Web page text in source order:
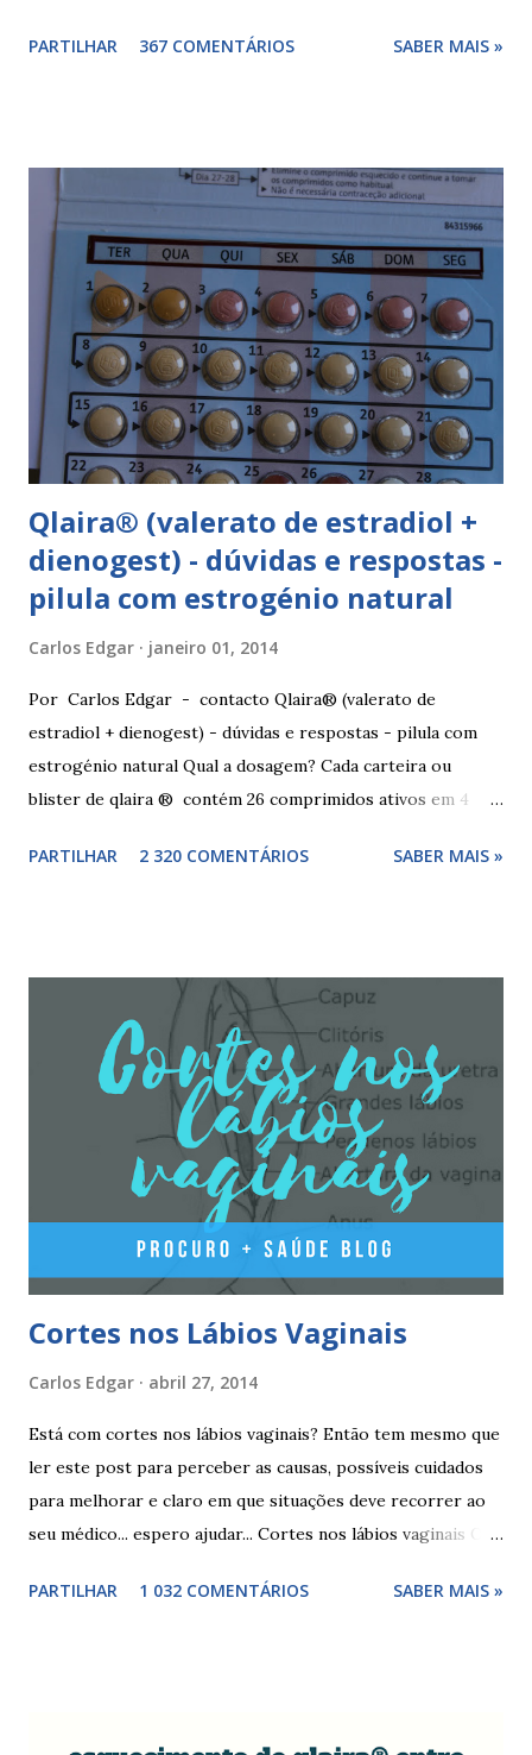
componentes. Composição da yasminelle®: lactose mono-
A pilula yasminelle® deve ser tomada todos os dias, no
mesmo horário, durante 21 dias, após os quais deve fazer 7
dias de pausa (semana de descanso ou pausa), durante estes
7 dias descerá o período menstrual, normalmente no 3° ou
4° dia da pausa. As caixas seguintes deverão ser tomadas
seguindo o esquema 1+7+21+7+21.... . Como iniciar a
yasminelle® Para iniciar a pilula yasminelle® a mulher deve
esperar pelo primeiro dia da menstruação e iniciar a pilula
correspondente ao dia...
PARTILHAR 367 COMENTÁRIOS SABER MAIS »
Qlaira® (valerato de estradiol +
dienogest) - dúvidas e respostas -
pilula com estrogénio natural
Carlos Edgar janeiro 01, 2014
Por Carlos Edgar - contacto Qlaira® (valerato de
estradiol + dienogest) - dúvidas e respostas - pilula com
estrogénio natural Qual a dosagem? Cada carteira ou
blister de qlaira ® contém 26 comprimidos ativos em 4
comprimidos inativos brancos na linha 4. Dosagem
estradiol (estrogénio natural) e 2 mg de dienogest 17
comprimidos amarelo claros, contêm 2 mg de valerato de
estradiol (estrogénio natural) e 3 mg de dienogest 2
comprimidos vermelho escuros, contêm 1 mg de valerato
de estradiol (estrogénio natural) 2 comprimidos brancos
não têm hormonas (correspondem ao período de pausa).
Outros componentes: lactose mono-hidratada, amido de
PARTILHAR 2 320 COMENTÁRIOS SABER MAIS »
Cortes nos Lábios Vaginais
Carlos Edgar abril 27, 2014
Está com cortes nos lábios vaginais? Então tem mesmo que
ler este post para perceber as causas, possíveis cuidados
para melhorar e claro em que situações deve recorrer ao
seu médico... espero ajudar... Cortes nos lábios vaginais Os
surgir devido às relações sexuais (gestos ou actos mais
PARTILHAR 1 032 COMENTÁRIOS SABER MAIS »